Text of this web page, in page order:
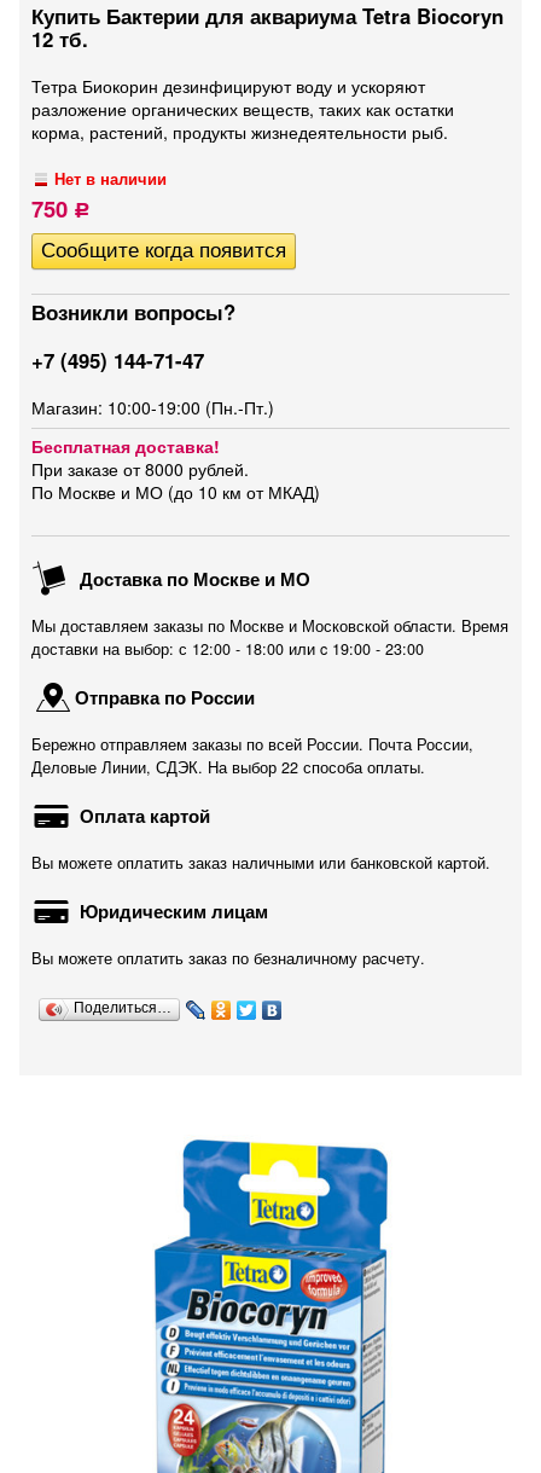
Купить Бактерии для аквариума Tetra Biocoryn
12 тб.
Тетра Биокорин дезинфицируют воду и ускоряют
разложение органических веществ, таких как остатки
корма, растений, продукты жизнедеятельности рыб.
Нет в наличии
750 Р
Возникли вопросы?
+7 (495) 144-71-47
Магазин: 10:00-19:00 (Пн.-Пт.)
Бесплатная доставка!
При заказе от 8000 рублей.
По Москве и МО (до 10 км от МКАД)
Доставка по Москве и МО
Мы доставляем заказы по Москве и Московской области. Время
доставки на выбор: с 12:00 - 18:00 или c 19:00 - 23:00
Отправка по России
Бережно отправляем заказы по всей России. Почта России,
Деловые Линии, СДЭК. На выбор 22 способа оплаты.
Оплата картой
Вы можете оплатить заказ наличными или банковской картой.
Юридическим лицам
Вы можете оплатить заказ по безналичному расчету.
Поделиться…